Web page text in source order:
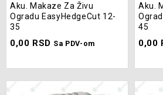
out
of
5
Aku. Makaze Za Živu
Ogradu EasyHedgeCut 12-
35
0,00 RSD Sa PDV-om
out
of
5
Aku.
45
0,00